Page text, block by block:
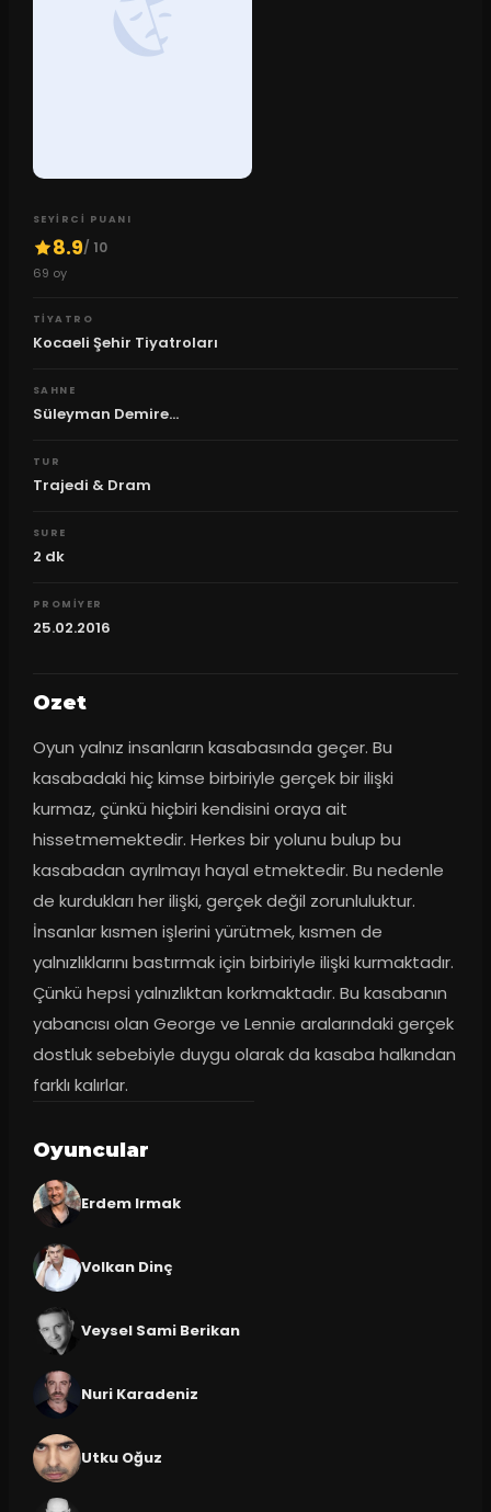
SEYIRCI PUANI
8.9/ 10
69 oy
TIYATRO
Kocaeli Şehir Tiyatroları
SAHNE
Süleyman Demire...
TUR
Trajedi & Dram
SURE
2 dk
PROMIYER
25.02.2016
Ozet
Oyun yalnız insanların kasabasında geçer. Bu
kasabadaki hiç kimse birbiriyle gerçek bir ilişki
kurmaz, çünkü hiçbiri kendisini oraya ait
hissetmemektedir. Herkes bir yolunu bulup bu
kasabadan ayrılmayı hayal etmektedir. Bu nedenle
de kurdukları her ilişki, gerçek değil zorunluluktur.
İnsanlar kısmen işlerini yürütmek, kısmen de
yalnızlıklarını bastırmak için birbiriyle ilişki kurmaktadır.
Çünkü hepsi yalnızlıktan korkmaktadır. Bu kasabanın
yabancısı olan George ve Lennie aralarındaki gerçek
dostluk sebebiyle duygu olarak da kasaba halkından
farklı kalırlar.
Oyuncular
Erdem Irmak
Volkan Dinç
Veysel Sami Berikan
Nuri Karadeniz
Utku Oğuz